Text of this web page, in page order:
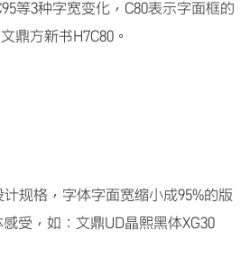
等3种字宽变化，C80表示字面框的
鼎方新书H7C80。
计规格，字体字面宽缩小成95%的版
受，如：文鼎UD晶熙黑体XG30